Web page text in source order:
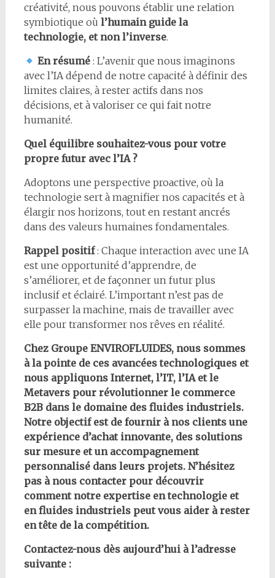
créativité, nous pouvons établir une relation
symbiotique où l’humain guide la
technologie, et non l’inverse.
En résumé : L’avenir que nous imaginons
avec l’IA dépend de notre capacité à définir des
limites claires, à rester actifs dans nos
décisions, et à valoriser ce qui fait notre
humanité.
Quel équilibre souhaitez-vous pour votre
propre futur avec l’IA ?
Adoptons une perspective proactive, où la
technologie sert à magnifier nos capacités et à
élargir nos horizons, tout en restant ancrés
dans des valeurs humaines fondamentales.
Rappel positif: Chaque interaction avec une IA
est une opportunité d’apprendre, de
s’améliorer, et de façonner un futur plus
inclusif et éclairé. L’important n’est pas de
surpasser la machine, mais de travailler avec
elle pour transformer nos rêves en réalité.
Chez Groupe ENVIROFLUIDES, nous sommes
à la pointe de ces avancées technologiques et
nous appliquons Internet, l’IT, l’IA et le
Metavers pour révolutionner le commerce
B2B dans le domaine des fluides industriels.
Notre objectif est de fournir à nos clients une
expérience d’achat innovante, des solutions
sur mesure et un accompagnement
personnalisé dans leurs projets. N’hésitez
pas à nous contacter pour découvrir
comment notre expertise en technologie et
en fluides industriels peut vous aider à rester
en tête de la compétition.
Contactez-nous dès aujourd’hui à l’adresse
suivante :